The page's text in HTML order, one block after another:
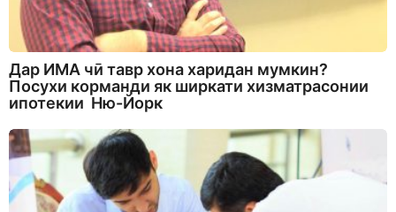
Дар ИМА чӣ тавр хона харидан мумкин?
Посухи корманди як ширкати хизматрасонии
ипотекии Ню-Йорк